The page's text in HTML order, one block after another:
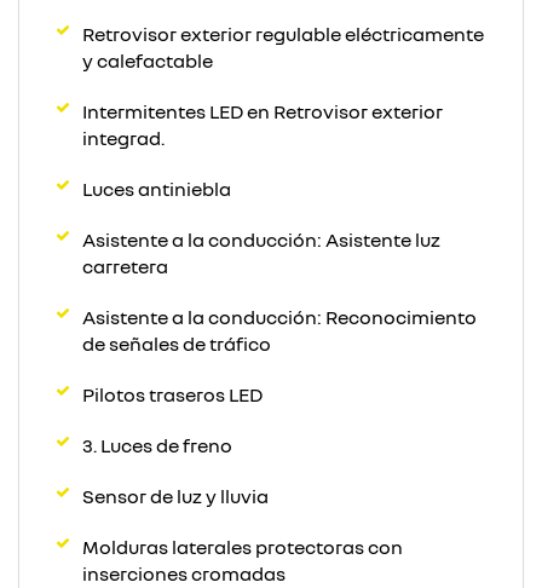
Retrovisor exterior regulable eléctricamente
y calefactable
Intermitentes LED en Retrovisor exterior
integrad.
Luces antiniebla
Asistente a la conducción: Asistente luz
carretera
Asistente a la conducción: Reconocimiento
de señales de tráfico
Pilotos traseros LED
3. Luces de freno
Sensor de luz y lluvia
Molduras laterales protectoras con
inserciones cromadas